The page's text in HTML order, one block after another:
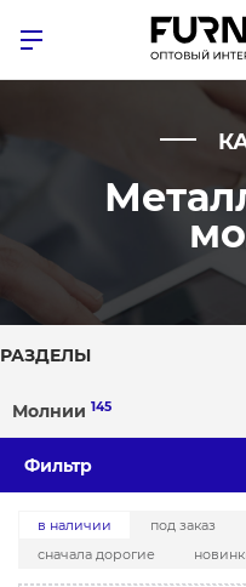
РАЗДЕЛЫ
Молнии 145
Фильтр
в наличии под заказ
сначала дорогие